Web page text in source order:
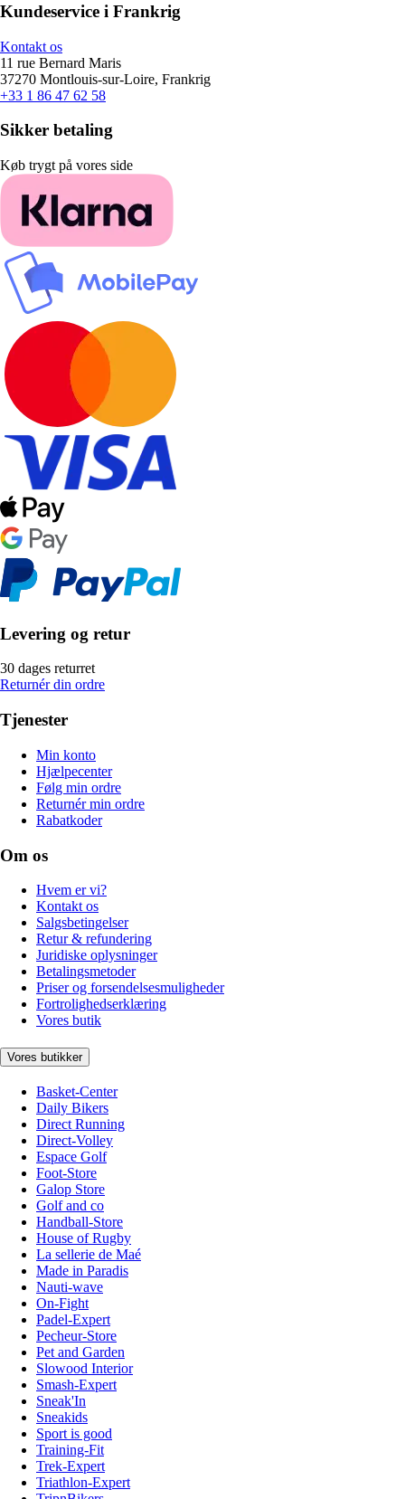
Kundeservice i Frankrig
Kontakt os
11 rue Bernard Maris
37270 Montlouis-sur-Loire, Frankrig
+33 1 86 47 62 58
Sikker betaling
Køb trygt på vores side
Levering og retur
30 dages returret
Returnér din ordre
Tjenester
Min konto
Hjælpecenter
Følg min ordre
Returnér min ordre
Rabatkoder
Om os
Hvem er vi?
Kontakt os
Salgsbetingelser
Retur & refundering
Juridiske oplysninger
Betalingsmetoder
Priser og forsendelsesmuligheder
Fortrolighedserklæring
Vores butik
Vores butikker
Basket-Center
Daily Bikers
Direct Running
Direct-Volley
Espace Golf
Foot-Store
Galop Store
Golf and co
Handball-Store
House of Rugby
La sellerie de Maé
Made in Paradis
Nauti-wave
On-Fight
Padel-Expert
Pecheur-Store
Pet and Garden
Slowood Interior
Smash-Expert
Sneak'In
Sneakids
Sport is good
Training-Fit
Trek-Expert
Triathlon-Expert